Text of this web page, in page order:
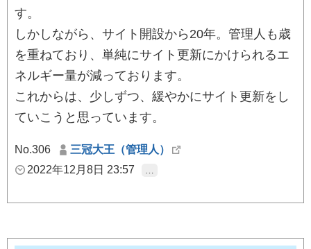
す。
しかしながら、サイト開設から20年。管理人も歳
を重ねており、単純にサイト更新にかけられるエ
ネルギー量が減っております。
これからは、少しずつ、緩やかにサイト更新をし
ていこうと思っています。
No.306
三冠大王（管理人）
2022年12月8日 23:57